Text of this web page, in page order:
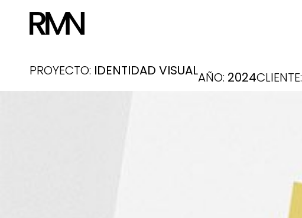
PROYECTO: IDENTIDAD VISUALAÑO: 2024CLIENTE: